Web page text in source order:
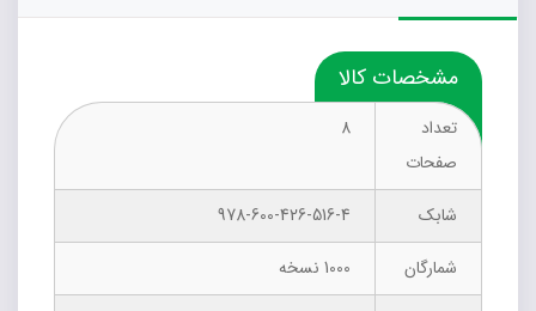
مشخصات کالا
تعداد
صفحات
8
شابک
978-600-426-516-4
شمارگان
1000 نسخه